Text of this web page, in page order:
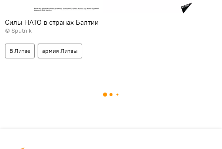
Силы НАТО в странах Балтии
© Sputnik
В Литве армия Литвы